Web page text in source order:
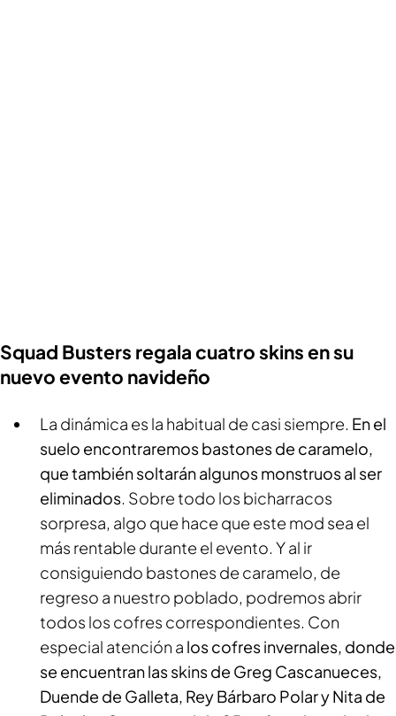
Squad Busters regala cuatro skins en su
nuevo evento navideño
La dinámica es la habitual de casi siempre. En el
suelo encontraremos bastones de caramelo,
que también soltarán algunos monstruos al ser
eliminados. Sobre todo los bicharracos
sorpresa, algo que hace que este mod sea el
más rentable durante el evento. Y al ir
consiguiendo bastones de caramelo, de
regreso a nuestro poblado, podremos abrir
todos los cofres correspondientes. Con
especial atención a los cofres invernales, donde
se encuentran las skins de Greg Cascanueces,
Duende de Galleta, Rey Bárbaro Polar y Nita de